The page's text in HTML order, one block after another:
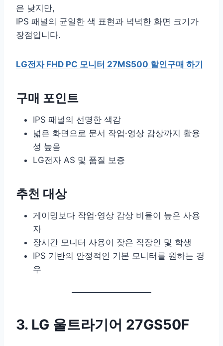
은 낮지만,
IPS 패널의 균일한 색 표현과 넉넉한 화면 크기가
장점입니다.
LG전자 FHD PC 모니터 27MS500 할인구매 하기
구매 포인트
IPS 패널의 선명한 색감
넓은 화면으로 문서 작업·영상 감상까지 활용
성 높음
LG전자 AS 및 품질 보증
추천 대상
게이밍보다 작업·영상 감상 비율이 높은 사용
자
장시간 모니터 사용이 잦은 직장인 및 학생
IPS 기반의 안정적인 기본 모니터를 원하는 경
우
3. LG 울트라기어 27GS50F